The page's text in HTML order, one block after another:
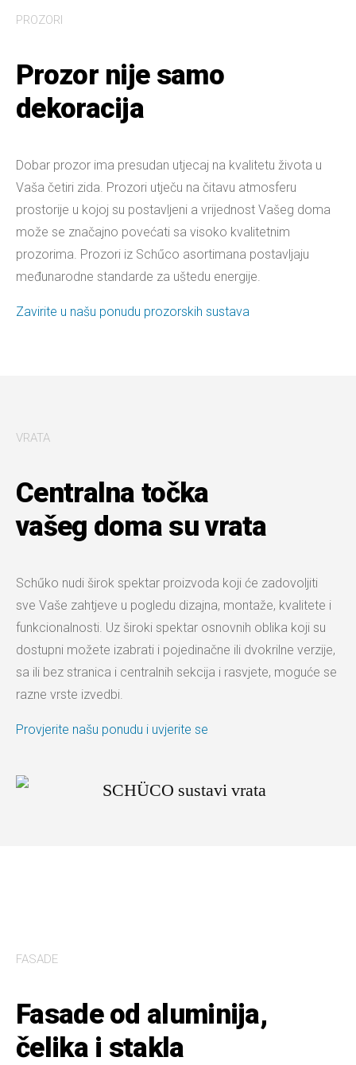
PROZORI
Prozor nije samo
dekoracija
Dobar prozor ima presudan utjecaj na kvalitetu života u
Vaša četiri zida. Prozori utječu na čitavu atmosferu
prostorije u kojoj su postavljeni a vrijednost Vašeg doma
može se značajno povećati sa visoko kvalitetnim
prozorima. Prozori iz Schűco asortimana postavljaju
međunarodne standarde za uštedu energije.
Zavirite u našu ponudu prozorskih sustava
VRATA
Centralna točka
vašeg doma su vrata
Schűko nudi širok spektar proizvoda koji će zadovoljiti
sve Vaše zahtjeve u pogledu dizajna, montaže, kvalitete i
funkcionalnosti. Uz široki spektar osnovnih oblika koji su
dostupni možete izabrati i pojedinačne ili dvokrilne verzije,
sa ili bez stranica i centralnih sekcija i rasvjete, moguće se
razne vrste izvedbi.
Provjerite našu ponudu i uvjerite se
FASADE
Fasade od aluminija,
čelika i stakla